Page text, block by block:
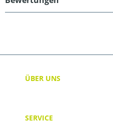
ÜBER UNS
SERVICE